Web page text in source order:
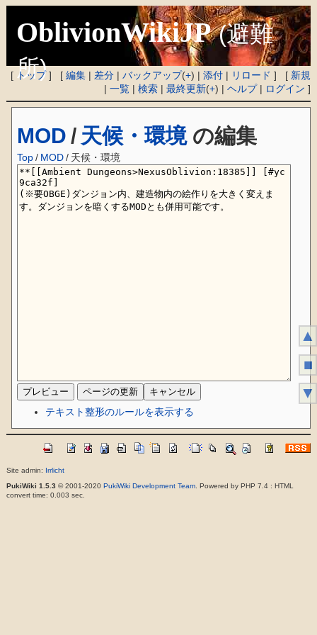
OblivionWikiJP (避難
所)
[ トップ] [編集 | 差分 |バックアップ(+) |添付 | リロード ] [ 新規
|一覧 |検索 |最終更新(+) |ヘルプ| ログイン ]
MOD / 天候・環境の編集
Top / MOD/ 天候・環境
テキスト整形のルールを表示する
Site admin: Irrlicht
PukiWiki 1.5.3 © 2001-2020 PukiWiki Development Team. Powered by PHP 7.4 : HTML
convert time: 0.003 sec.
▲
■
▼